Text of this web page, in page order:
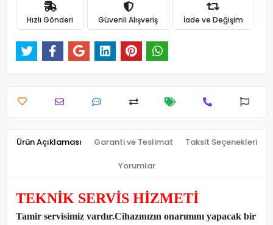
Hızlı Gönderi Güvenli Alışveriş İade ve Değişim
Ürün Açıklaması Garanti ve Teslimat Taksit Seçenekleri
Yorumlar
TEKNİK SERVİS HİZMETİ
Tamir servisimiz vardır.Cihazınızın onarımını yapacak bir